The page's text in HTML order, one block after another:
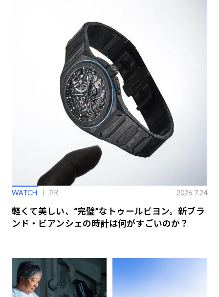
WATCH PR 2026.7.24
軽くて美しい、“完璧”なトゥールビヨン。新ブラ
ンド・ビアンシェの時計は何がすごいのか？